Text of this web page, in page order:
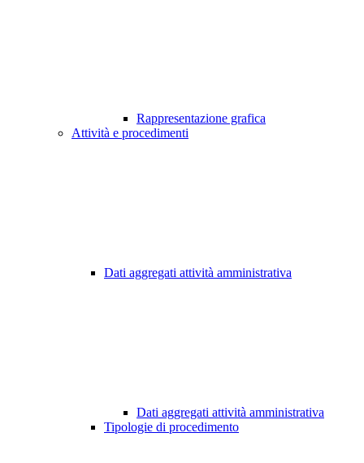
Rappresentazione grafica
Attività e procedimenti
Dati aggregati attività amministrativa
Dati aggregati attività amministrativa
Tipologie di procedimento